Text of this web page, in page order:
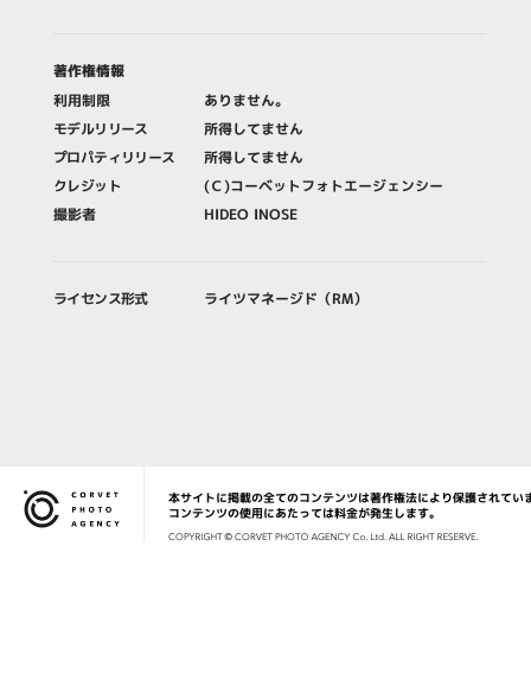
著作権情報
利用制限
ありません。
モデルリリース
所得してません
プロパティリリース
所得してません
クレジット
(Ｃ)コーベットフォトエージェンシー
撮影者
HIDEO INOSE
ライセンス形式 ライツマネージド（RM）
Corvet Photo Agency
本サイトに掲載の全てのコンテンツは著作権法により保護されてい
コンテンツの使用にあたっては料金が発生します。